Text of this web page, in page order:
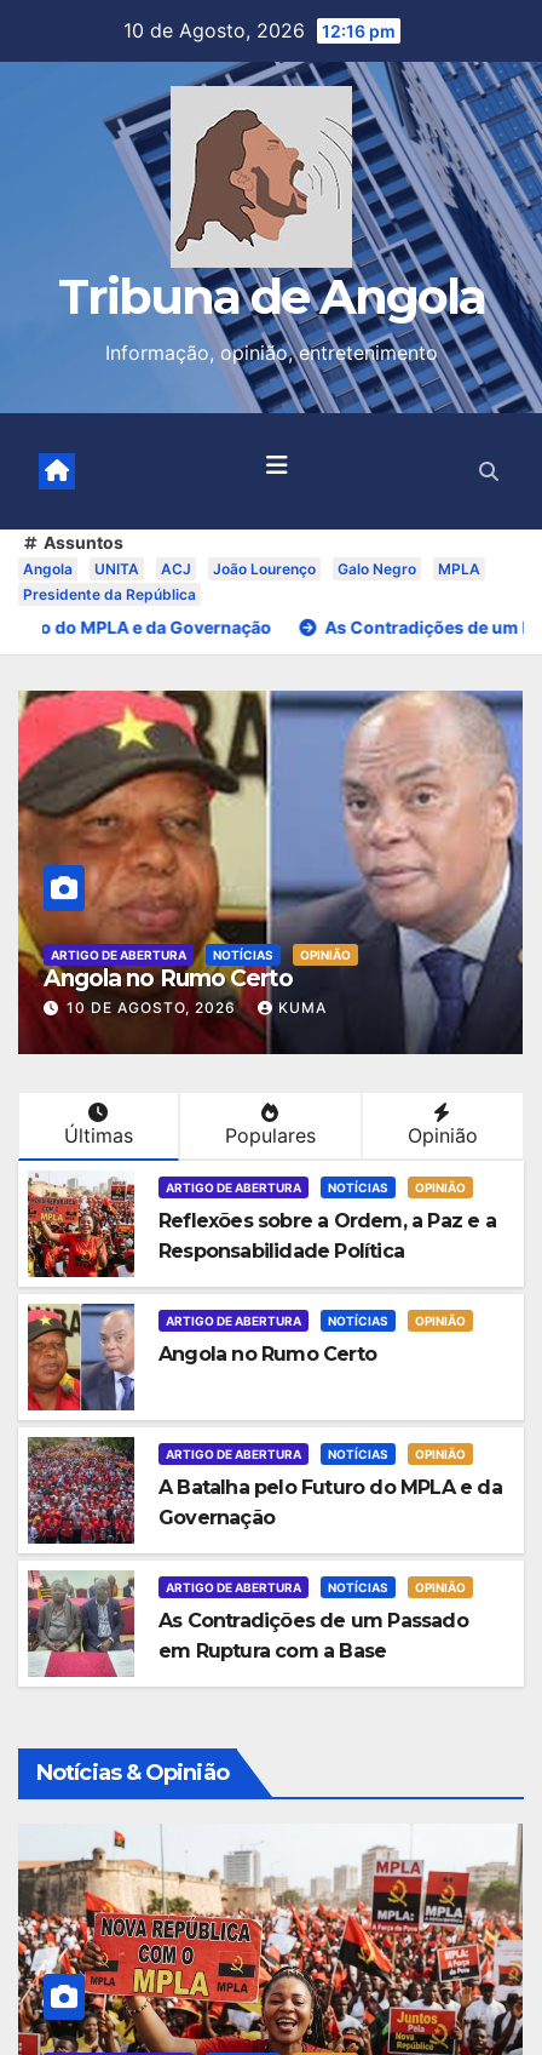
10 de Agosto, 2026 12:16 pm
Tribuna de Angola
Informação, opinião, entretenimento
Assuntos
Angola UNITA ACJ João Lourenço Galo Negro
MPLA
Presidente da República
A Batalha pelo Futuro do MPLA e da Governação
ARTIGO DE ABERTURA NOTÍCIAS OPINIÃO
A Batalha pelo Futuro do MPLA e da
Governação
8 DE AGOSTO, 2026 KUMA
Últimas Populares Opinião
ARTIGO DE ABERTURA NOTÍCIAS OPINIÃO
Reflexões sobre a Ordem, a Paz e a
Responsabilidade Política
ARTIGO DE ABERTURA NOTÍCIAS OPINIÃO
Angola no Rumo Certo
ARTIGO DE ABERTURA NOTÍCIAS OPINIÃO
A Batalha pelo Futuro do MPLA e da
Governação
ARTIGO DE ABERTURA NOTÍCIAS OPINIÃO
As Contradições de um Passado
em Ruptura com a Base
Notícias & Opinião